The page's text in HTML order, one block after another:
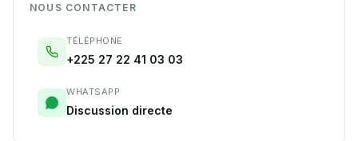
NOUS CONTACTER
TÉLÉPHONE
+225 27 22 41 03 03
WHATSAPP
Discussion directe